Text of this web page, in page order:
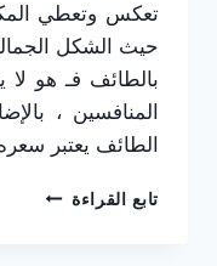
تعكس وتعطي
حيث الشكل
بالطائف فـ هو لا
المنافسين ،
الطائف يعتبر
تابع القراءة تركيب